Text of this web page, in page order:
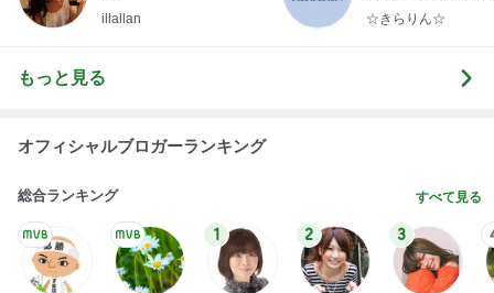
illallan
らりん☆のブログ
☆きらりん☆
もっと見る
オフィシャルブロガーランキング
総合ランキング すべて見る
1 2 3